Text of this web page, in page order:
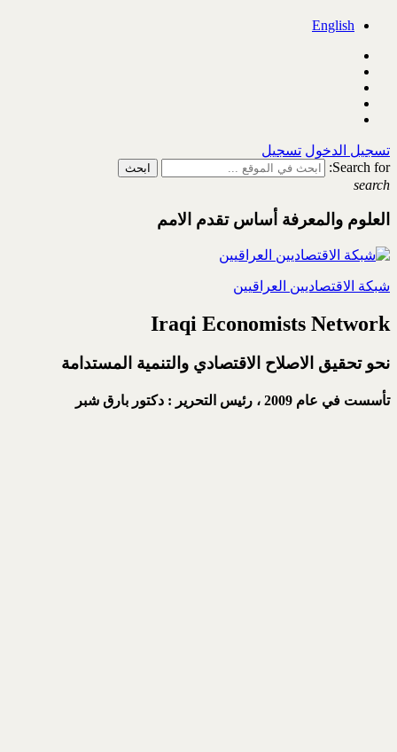
English
تسجيل الدخول تسجيل
Search for:
search
العلوم والمعرفة أساس تقدم الامم
شبكة الاقتصاديين العراقيين
Iraqi Economists Network
نحو تحقيق الاصلاح الاقتصادي والتنمية المستدامة
تأسست في عام 2009 ، رئيس التحرير : دكتور بارق شبر